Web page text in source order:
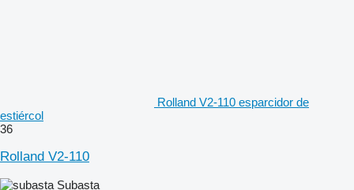
Rolland V2-110 esparcidor de
estiércol
36
Rolland V2-110
Subasta